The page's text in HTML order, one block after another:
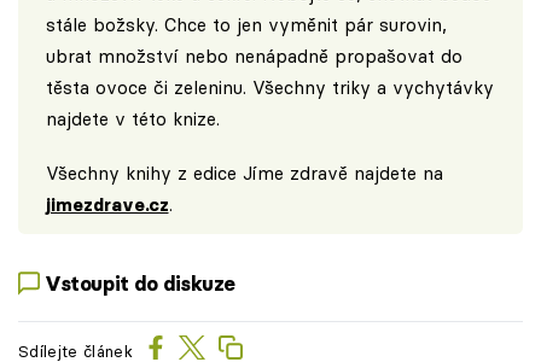
stále božsky. Chce to jen vyměnit pár surovin,
ubrat množství nebo nenápadně propašovat do
těsta ovoce či zeleninu. Všechny triky a vychytávky
najdete v této knize.
Všechny knihy z edice Jíme zdravě najdete na
jimezdrave.cz.
Vstoupit do diskuze
Sdílejte článek